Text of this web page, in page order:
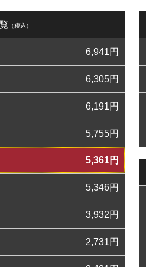
（税込）
6,941円
6,305円
6,191円
5,755円
5,361円
5,346円
3,932円
2,731円